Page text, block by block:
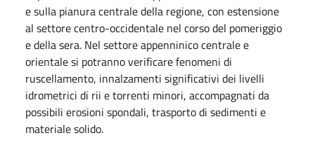
e sulla pianura centrale della regione, con estensione
al settore centro-occidentale nel corso del pomeriggio
e della sera. Nel settore appenninico centrale e
orientale si potranno verificare fenomeni di
ruscellamento, innalzamenti significativi dei livelli
idrometrici di rii e torrenti minori, accompagnati da
possibili erosioni spondali, trasporto di sedimenti e
materiale solido.